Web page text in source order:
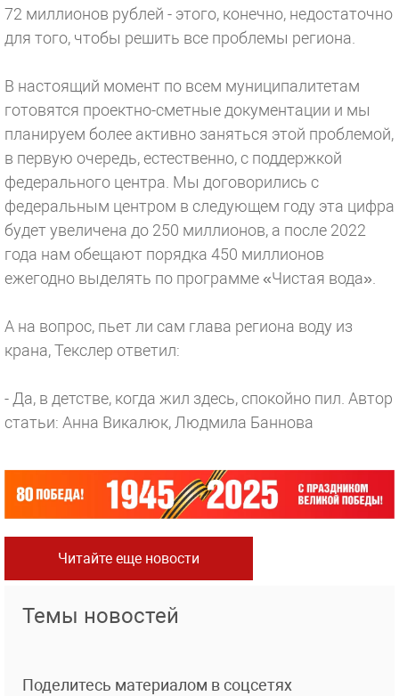
72 миллионов рублей - этого, конечно, недостаточно
для того, чтобы решить все проблемы региона.
В настоящий момент по всем муниципалитетам
готовятся проектно-сметные документации и мы
планируем более активно заняться этой проблемой,
в первую очередь, естественно, с поддержкой
федерального центра. Мы договорились с
федеральным центром в следующем году эта цифра
будет увеличена до 250 миллионов, а после 2022
года нам обещают порядка 450 миллионов
ежегодно выделять по программе «Чистая вода».
А на вопрос, пьет ли сам глава региона воду из
крана, Текслер ответил:
- Да, в детстве, когда жил здесь, спокойно пил. Автор
статьи: Анна Викалюк, Людмила Баннова
Читайте еще новости
Темы новостей
Поделитесь материалом в соцсетях